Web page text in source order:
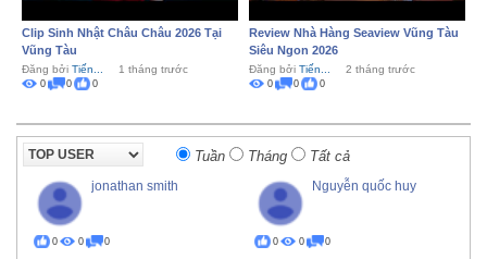
Clip Sinh Nhật Châu Châu 2026 Tại
Vũng Tàu
Đăng bởi Tiến... 1 tháng trước
0 0 0
Review Nhà Hàng Seaview Vũng Tàu
Siêu Ngon 2026
Đăng bởi Tiến... 2 tháng trước
0 0 0
Tuần Tháng Tất cả
jonathan smith
0 0 0
Nguyễn quốc huy
0 0 0